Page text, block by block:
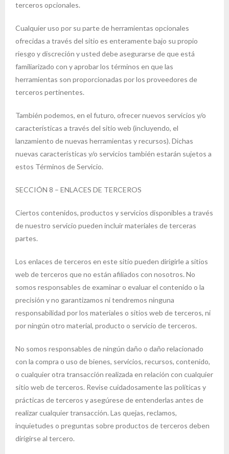
terceros opcionales.
Cualquier uso por su parte de herramientas opcionales
ofrecidas a través del sitio es enteramente bajo su propio
riesgo y discreción y usted debe asegurarse de que está
familiarizado con y aprobar los términos en que las
herramientas son proporcionadas por los proveedores de
terceros pertinentes.
También podemos, en el futuro, ofrecer nuevos servicios y/o
características a través del sitio web (incluyendo, el
lanzamiento de nuevas herramientas y recursos). Dichas
nuevas características y/o servicios también estarán sujetos a
estos Términos de Servicio.
SECCIÓN 8 – ENLACES DE TERCEROS
Ciertos contenidos, productos y servicios disponibles a través
de nuestro servicio pueden incluir materiales de terceras
partes.
Los enlaces de terceros en este sitio pueden dirigirle a sitios
web de terceros que no están afiliados con nosotros. No
somos responsables de examinar o evaluar el contenido o la
precisión y no garantizamos ni tendremos ninguna
responsabilidad por los materiales o sitios web de terceros, ni
por ningún otro material, producto o servicio de terceros.
No somos responsables de ningún daño o daño relacionado
con la compra o uso de bienes, servicios, recursos, contenido,
o cualquier otra transacción realizada en relación con cualquier
sitio web de terceros. Revise cuidadosamente las políticas y
prácticas de terceros y asegúrese de entenderlas antes de
realizar cualquier transacción. Las quejas, reclamos,
inquietudes o preguntas sobre productos de terceros deben
dirigirse al tercero.